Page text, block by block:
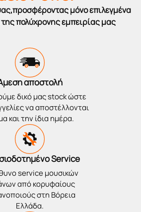
μόνο επιλεγμένα
πολύχρονης εμπειρίας μας
αποστολή
δικό μας stock ώστε
να αποστέλλονται
και την ίδια ημέρα.
Service
service μουσικών
από κορυφαίους
στη Βόρεια
Ελλάδα.